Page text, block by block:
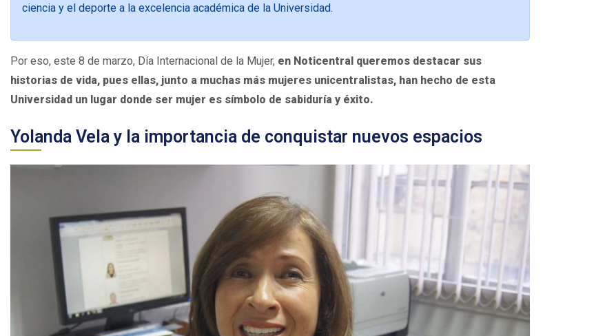
ciencia y el deporte a la excelencia académica de la Universidad.
Por eso, este 8 de marzo, Día Internacional de la Mujer, en Noticentral queremos destacar sus
historias de vida, pues ellas, junto a muchas más mujeres unicentralistas, han hecho de esta
Universidad un lugar donde ser mujer es símbolo de sabiduría y éxito.
Yolanda Vela y la importancia de conquistar nuevos espacios